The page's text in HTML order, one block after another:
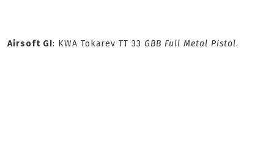
Airsoft GI: KWA Tokarev TT 33 GBB Full Metal Pistol.